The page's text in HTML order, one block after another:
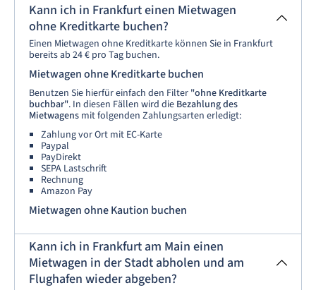
Kann ich in Frankfurt einen Mietwagen
ohne Kreditkarte buchen?
Einen Mietwagen ohne Kreditkarte können Sie in Frankfurt
bereits ab 24 € pro Tag buchen.
Mietwagen ohne Kreditkarte buchen
Benutzen Sie hierfür einfach den Filter "ohne Kreditkarte
buchbar". In diesen Fällen wird die Bezahlung des
Mietwagens mit folgenden Zahlungsarten erledigt:
Zahlung vor Ort mit EC-Karte
Paypal
PayDirekt
SEPA Lastschrift
Rechnung
Amazon Pay
Mietwagen ohne Kaution buchen
Kann ich in Frankfurt am Main einen
Mietwagen in der Stadt abholen und am
Flughafen wieder abgeben?